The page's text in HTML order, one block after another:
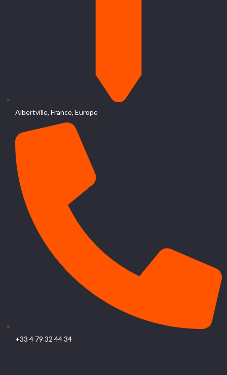
Albertville, France, Europe
+33 4 79 32 44 34